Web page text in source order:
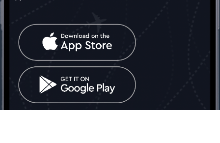
Часто задаваемые
вопросы
Контакт
Грузия: Тбилиси
Телефон: +442030340050
Email:info@mobinex.com
Социальные сети